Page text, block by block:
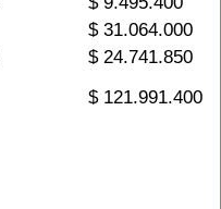
$ 31.064.000
$ 24.741.850
$ 121.991.400